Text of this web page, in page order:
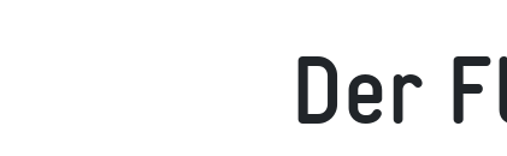
Der